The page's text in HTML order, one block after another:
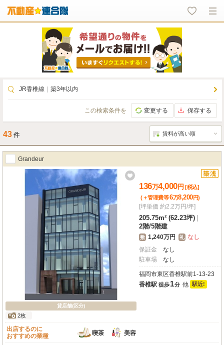
JR香椎線 築3年以内
この検索条件を 変更する 保存する
43 件
Grandeur
貸店舗(区分)
2枚
136万4,000円 [税込]
(＋管理費等6万8,200円)
[坪単価 約2.2万円/坪]
205.75m² (62.23坪)
2階/5階建
敷 1,240万円 礼 なし
保証金
なし
駐車場
なし
福岡市東区香椎駅前1-13-23
香椎駅 徒歩1分 他 駅近!
出店するのに
おすすめの業種
喫茶 美容